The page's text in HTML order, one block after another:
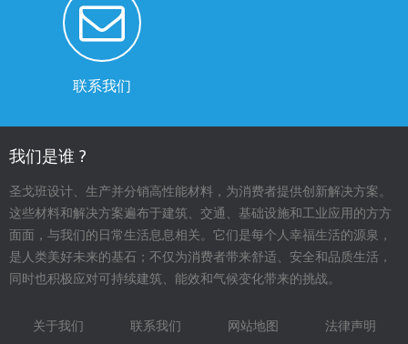
联系我们
我们是谁 ?
圣戈班设计、生产并分销高性能材料，为消费者提供创新解决方案。
这些材料和解决方案遍布于建筑、交通、基础设施和工业应用的方方
面面，与我们的日常生活息息相关。它们是每个人幸福生活的源泉，
是人类美好未来的基石；不仅为消费者带来舒适、安全和品质生活，
同时也积极应对可持续建筑、能效和气候变化带来的挑战。
关于我们 联系我们 网站地图
法律声明